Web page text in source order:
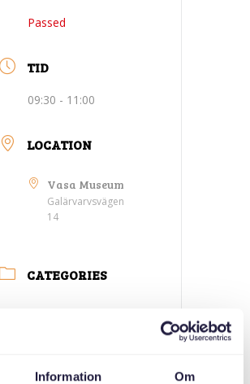
Information Om
Passed
TID
09:30 - 11:00
LOCATION
Vasa Museum
Galärvarvsvägen
14
CATEGORIES